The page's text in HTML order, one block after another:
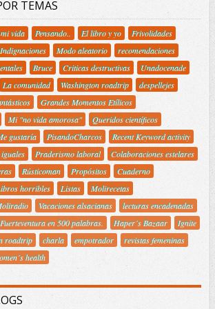
TEMAS
vida Pensando.. El libro y yo
Frivolidades
Indignaciones Modo aleatorio
recomendaciones
Bruce Criticas destructivas
Unadocenade
La comunidad Washington roadtrip
despellejes
Grandes Momentos Etílicos
Mi "no vida amorosa"
Queridos científicos
gustaría PisandoCharcos
Recent Keyword activity
Praderismo laboral
Colaboraciones estelares
Rústicoman Propósitos
Cuaderno
horribles Listas
Molirecetas
Vacaciones alsacianas
lecturas encadenadas
Fuerteventura en 500 palabras. Haper´s Bazaar
Ignite
roadtrip charla empotrador
revistas femeninas
health